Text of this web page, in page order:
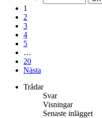
1
2
3
4
5
…
20
Nästa
Trådar
Svar
Visningar
Senaste inlägget